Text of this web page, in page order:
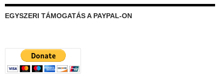
EGYSZERI TÁMOGATÁS A PAYPAL-ON